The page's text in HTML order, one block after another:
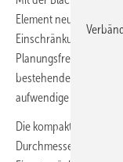
Element neu
Einschränkungen
Planungsfreiheit
bestehenden Flächen
aufwendige
Die kompakten Maße,
Durchmesser von 150